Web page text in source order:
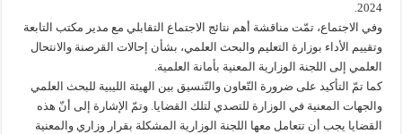
2024.
وفي الاجتماع، تمّت مناقشة أهم نتائج الاجتماع التقابلي مع مدير مكتب التابعة
وتقييم الأداء بوزارة التعليم والبحث العلمي، بشأن إحالات القرصنة والانتحال
العلمي إلى اللجنة الوزارية المعنية بأمانة العلمية.
كما تمّ التأكيد على ضرورة التّعاون والتّنسيق بين الهيئة الليبية للبحث العلمي
والجهات المعنية في الوزارة للتصدي لتلك القضايا. وتمّ الإشارة إلى أنّ هذه
القضايا يجب أن تتعامل معها اللجنة الوزارية المشكلة بقرار وزاري والمعنية